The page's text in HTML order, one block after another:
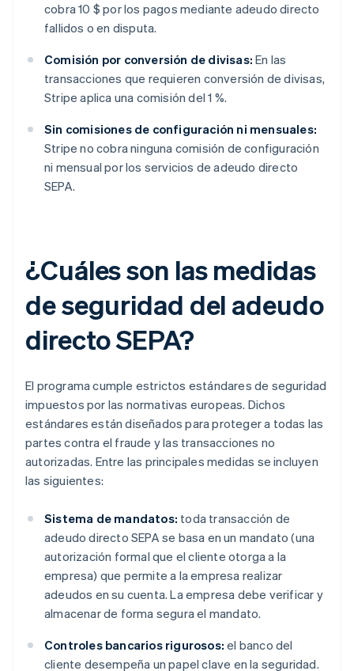
cobra 10 $ por los pagos mediante adeudo directo
fallidos o en disputa.
Comisión por conversión de divisas: En las
transacciones que requieren conversión de divisas,
Stripe aplica una comisión del 1 %.
Sin comisiones de configuración ni mensuales:
Stripe no cobra ninguna comisión de configuración
ni mensual por los servicios de adeudo directo
SEPA.
¿Cuáles son las medidas
de seguridad del adeudo
directo SEPA?
El programa cumple estrictos estándares de seguridad
impuestos por las normativas europeas. Dichos
estándares están diseñados para proteger a todas las
partes contra el fraude y las transacciones no
autorizadas. Entre las principales medidas se incluyen
las siguientes:
Sistema de mandatos: toda transacción de
adeudo directo SEPA se basa en un mandato (una
autorización formal que el cliente otorga a la
empresa) que permite a la empresa realizar
adeudos en su cuenta. La empresa debe verificar y
almacenar de forma segura el mandato.
Controles bancarios rigurosos: el banco del
cliente desempeña un papel clave en la seguridad.